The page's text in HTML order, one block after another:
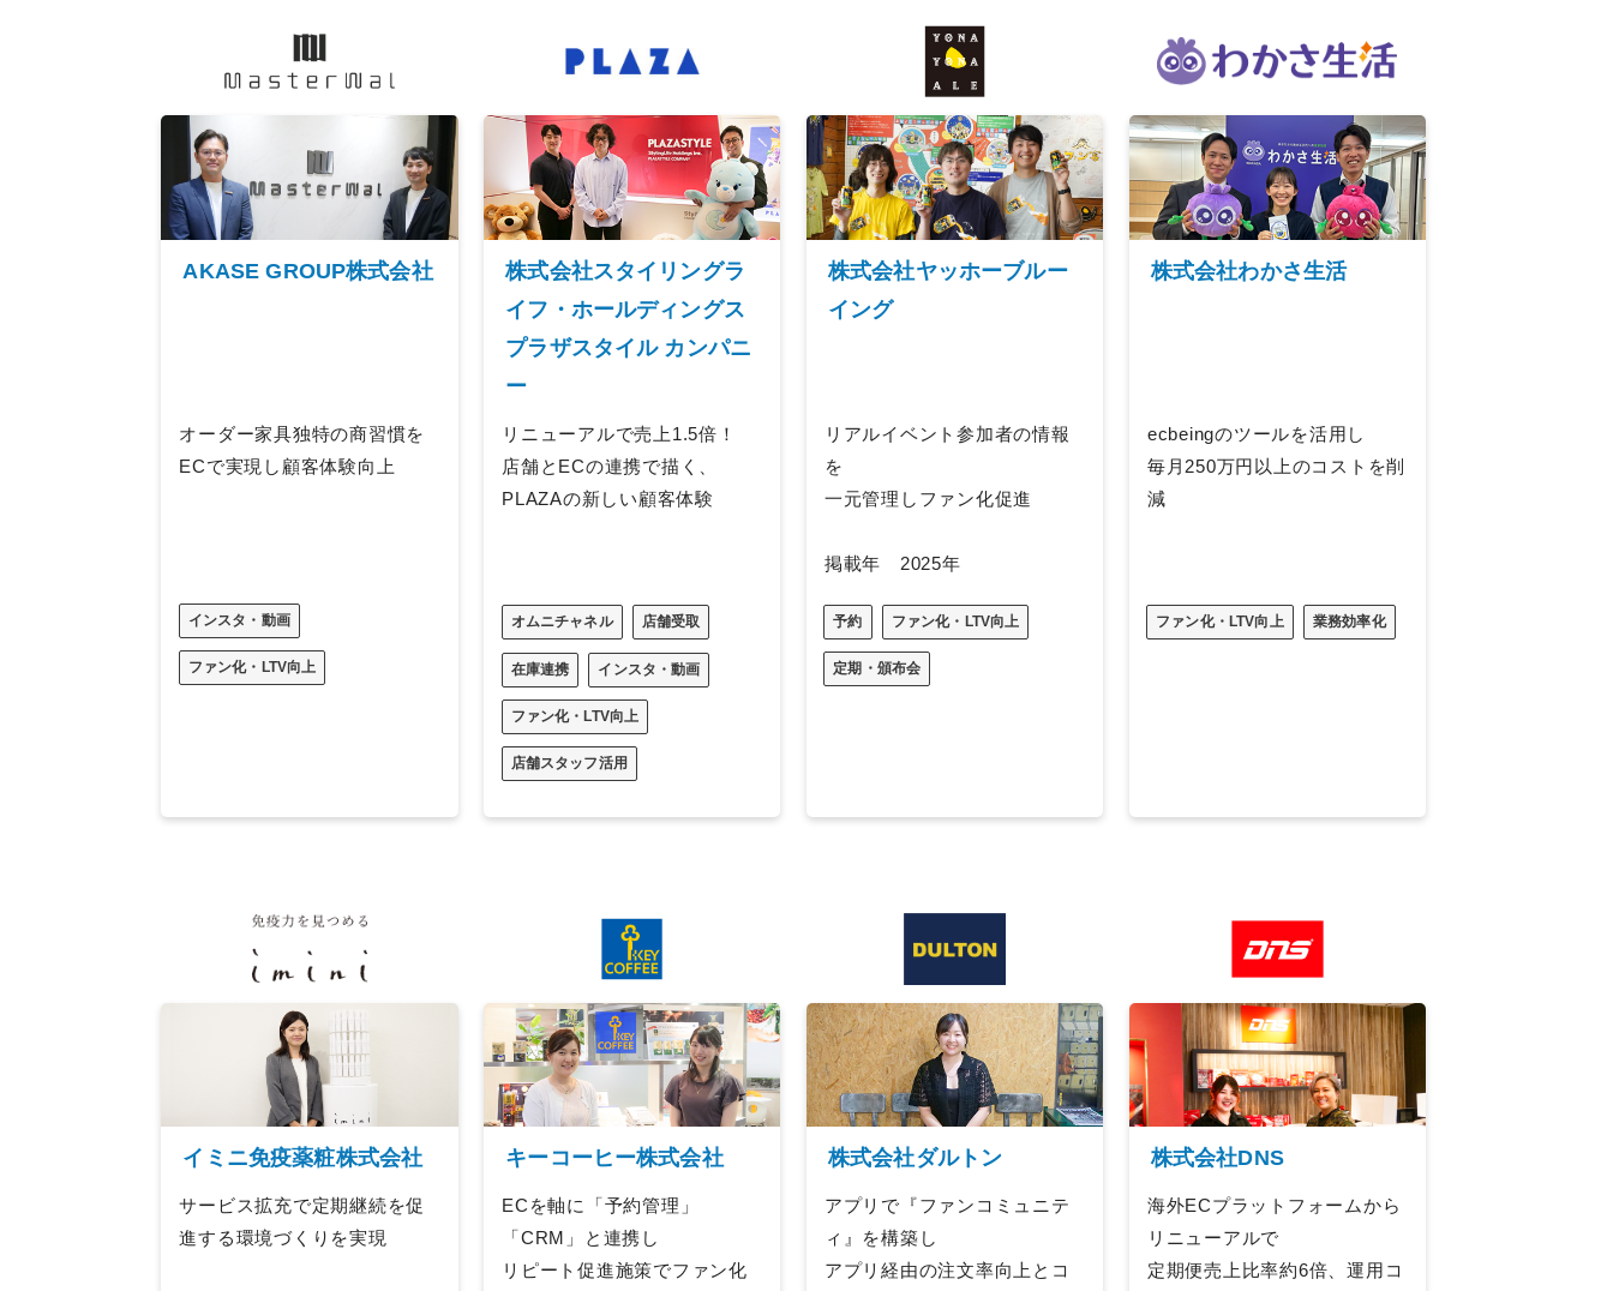
AKASE GROUP株式会社
オーダー家具独特の商習慣を
ECで実現し顧客体験向上
インスタ・動画
ファン化・LTV向上
株式会社スタイリングラ
イフ・ホールディングス
プラザスタイル カンパニ
ー
リニューアルで売上1.5倍！
店舗とECの連携で描く、
PLAZAの新しい顧客体験
オムニチャネル 店舗受取
在庫連携 インスタ・動画
ファン化・LTV向上
店舗スタッフ活用
株式会社ヤッホーブルー
イング
リアルイベント参加者の情報
を
一元管理しファン化促進
掲載年 2025年
予約 ファン化・LTV向上
定期・頒布会
株式会社わかさ生活
ecbeingのツールを活用し
毎月250万円以上のコストを削
減
ファン化・LTV向上 業務効率化
イミニ免疫薬粧株式会社
サービス拡充で定期継続を促
進する環境づくりを実現
キーコーヒー株式会社
ECを軸に「予約管理」
「CRM」と連携し
リピート促進施策でファン化
株式会社ダルトン
アプリで『ファンコミュニテ
ィ』を構築し
アプリ経由の注文率向上とコ
株式会社DNS
海外ECプラットフォームから
リニューアルで
定期便売上比率約6倍、運用コ